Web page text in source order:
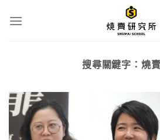
搜尋關鍵字： 燒